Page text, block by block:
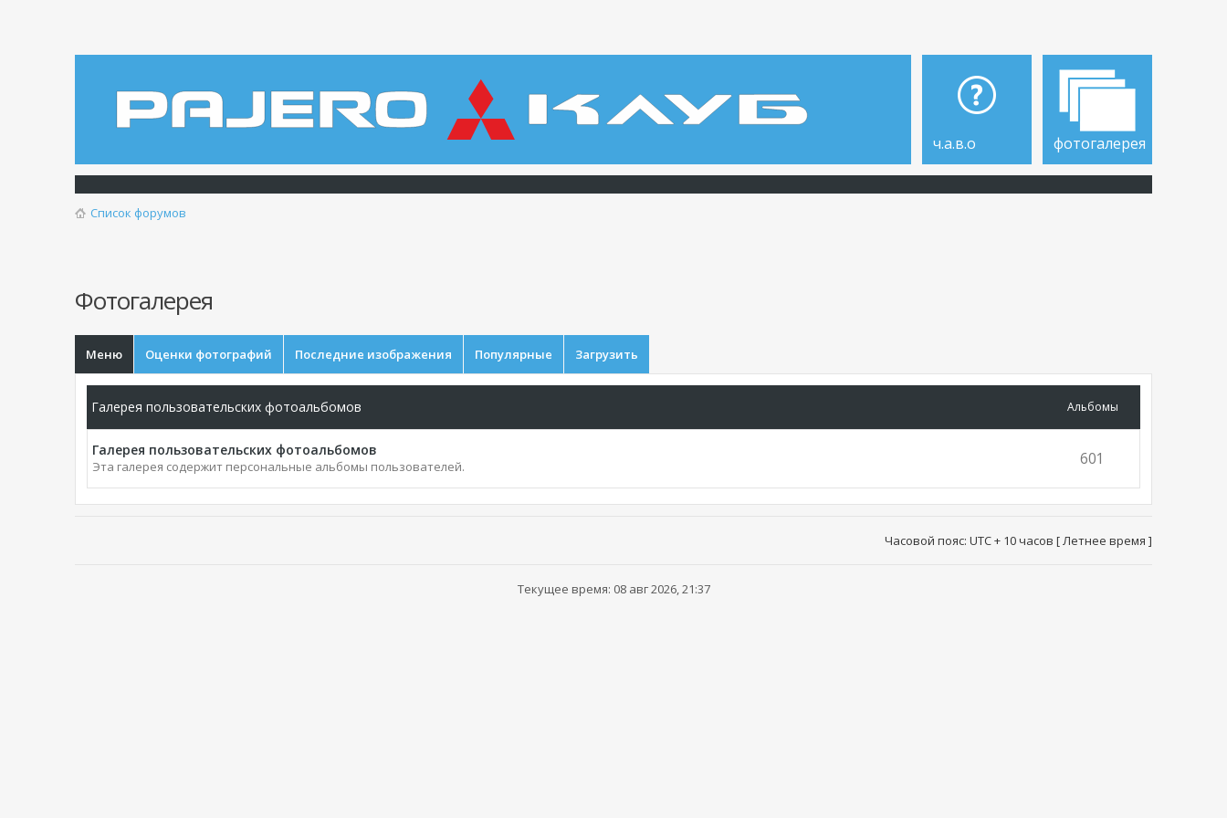
ч.а.в.о фотогалерея
Список форумов
Фотогалерея
Меню Оценки фотографий Последние изображения Популярные Загрузить
Галерея пользовательских фотоальбомов Альбомы
Галерея пользовательских фотоальбомов
Эта галерея содержит персональные альбомы пользователей. 601
Часовой пояс: UTC + 10 часов [ Летнее время ]
Текущее время: 08 авг 2026, 21:37